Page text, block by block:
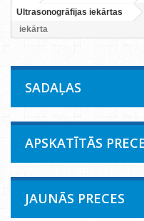
Ultrasonogrāfijas iekārtas
iekārta
SADAĻAS
APSKATĪTĀS
JAUNĀS PRECES